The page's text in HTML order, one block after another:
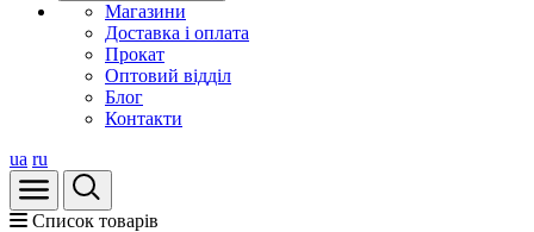
Магазини
Доставка і оплата
Прокат
Оптовий відділ
Блог
Контакти
ua ru
Список товарів